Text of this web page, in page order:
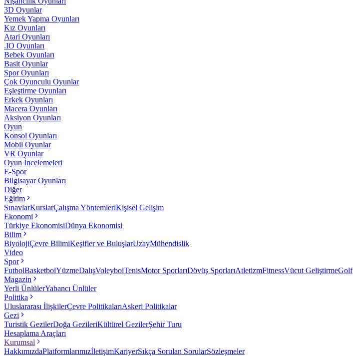
3D Oyunlar
Yemek Yapma Oyunları
Kız Oyunları
Atari Oyunları
.IO Oyunları
Bebek Oyunları
Basit Oyunlar
Spor Oyunları
Çok Oyunculu Oyunlar
Eşleştirme Oyunları
Erkek Oyunları
Macera Oyunları
Aksiyon Oyunları
Oyun
Konsol Oyunları
Mobil Oyunlar
VR Oyunlar
Oyun İncelemeleri
E-Spor
Bilgisayar Oyunları
Diğer
Eğitim
SınavlarKurslarÇalışma YöntemleriKişisel Gelişim
Ekonomi
Türkiye EkonomisiDünya Ekonomisi
Bilim
BiyolojiÇevre BilimiKeşifler ve BuluşlarUzayMühendislik
Video
Spor
FutbolBasketbolYüzmeDalışVoleybolTenisMotor SporlarıDövüş SporlarıAtletizmFitnessVücut GeliştirmeGolf
Magazin
Yerli ÜnlülerYabancı Ünlüler
Politika
Uluslararası İlişkilerÇevre PolitikalarıAskeri Politikalar
Gezi
Turistik GezilerDoğa GezileriKültürel GezilerŞehir Turu
Hesaplama Araçları
Kurumsal
HakkımızdaPlatformlarımızİletişimKariyerSıkça Sorulan SorularSözleşmeler